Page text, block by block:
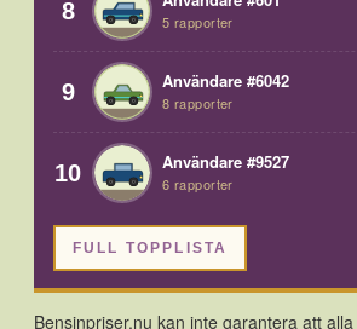
8 5 rapporter
9 Användare #6042
8 rapporter
10 Användare #9527
6 rapporter
FULL TOPPLISTA
Bensinpriser.nu kan inte garantera att